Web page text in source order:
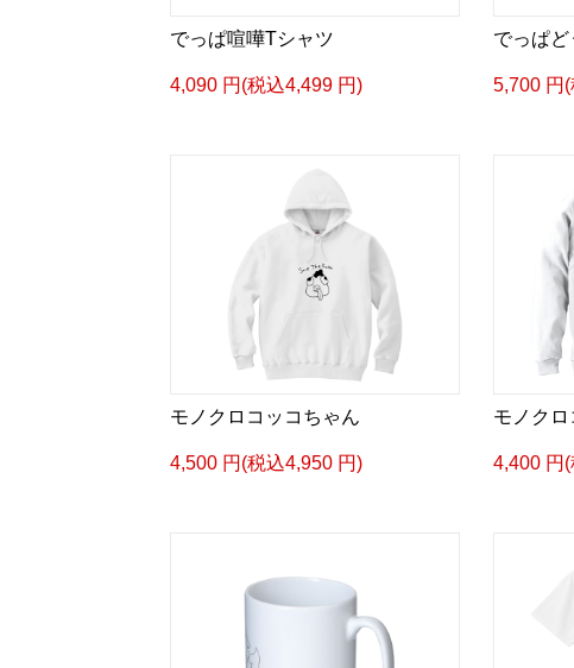
でっぱ喧嘩Tシャツ
4,090 円(税込4,499 円)
でっぱど
5,700 円
モノクロコッコちゃん
4,500 円(税込4,950 円)
モノク
4,400 円